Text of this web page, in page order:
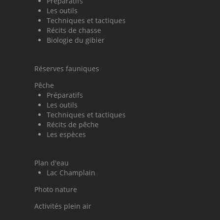
Les outils
Techniques et tactiques
Récits de chasse
Biologie du gibier
Réserves fauniques
Pêche
Préparatifs
Les outils
Techniques et tactiques
Récits de pêche
Les espèces
Plan d'eau
Lac Champlain
Photo nature
Activités plein air